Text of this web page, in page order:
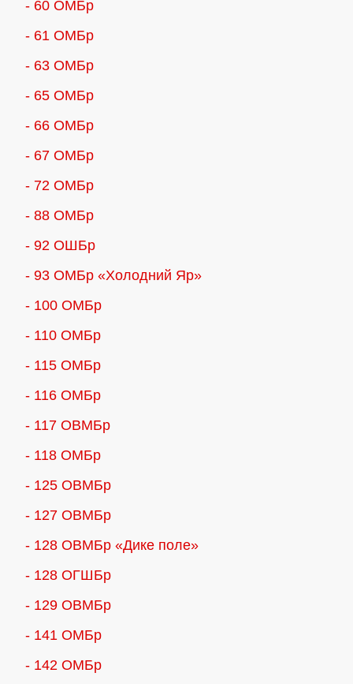
- 60 ОМБр
- 61 ОМБр
- 63 ОМБр
- 65 ОМБр
- 66 ОМБр
- 67 ОМБр
- 72 ОМБр
- 88 ОМБр
- 92 ОШБр
- 93 ОМБр «Холодний Яр»
- 100 ОМБр
- 110 ОМБр
- 115 ОМБр
- 116 ОМБр
- 117 ОВМБр
- 118 ОМБр
- 125 ОВМБр
- 127 ОВМБр
- 128 ОВМБр «Дике поле»
- 128 ОГШБр
- 129 ОВМБр
- 141 ОМБр
- 142 ОМБр